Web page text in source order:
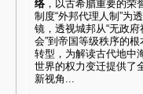
络 ，以古希腊重要的荣
制度“外邦代理人制”为透
镜，透视城邦从“无政府
会”到帝国等级秩序的根
转型，为解读古代地中
世界的权力变迁提供了
新视角...